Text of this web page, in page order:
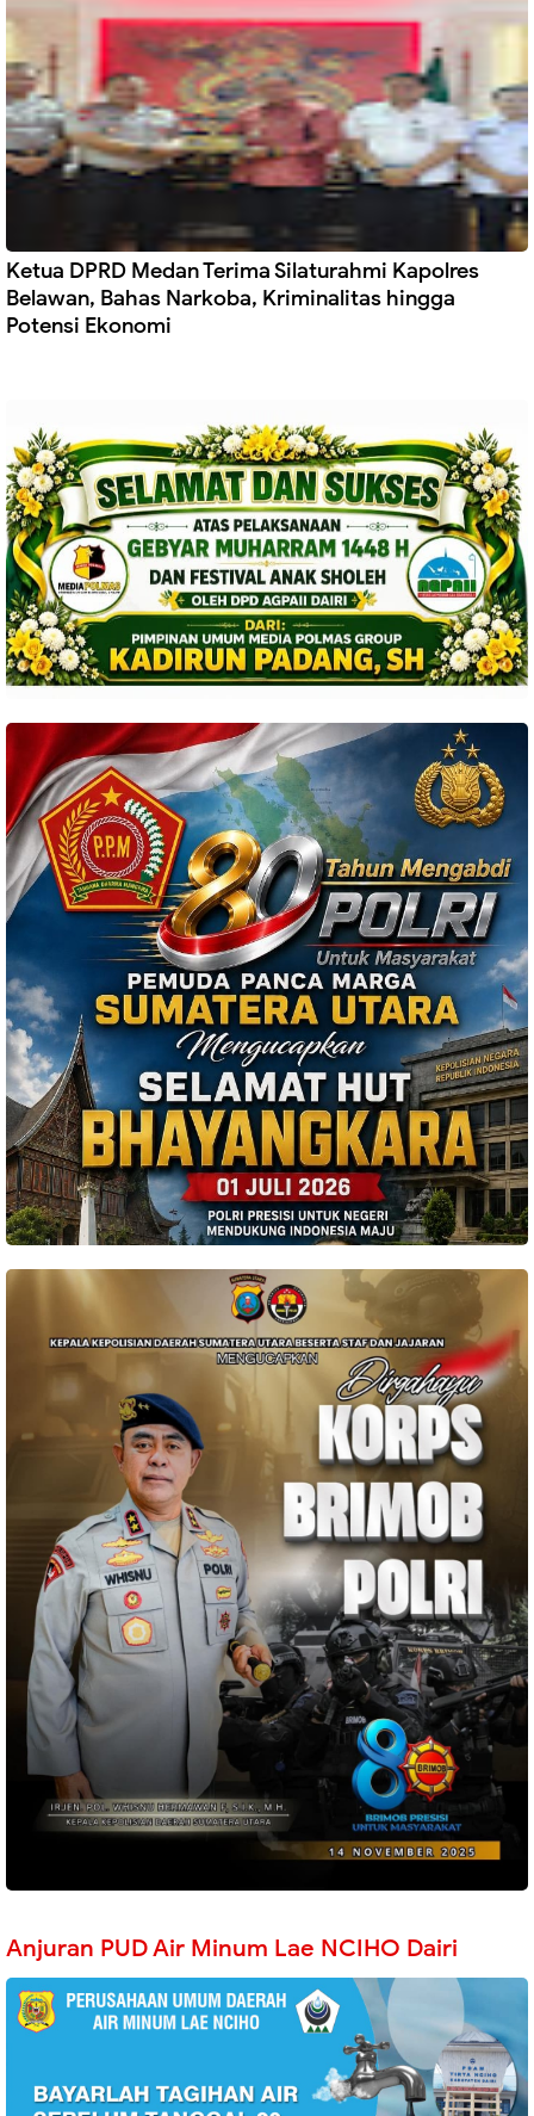
Ketua DPRD Medan Terima Silaturahmi Kapolres
Belawan, Bahas Narkoba, Kriminalitas hingga
Potensi Ekonomi
Anjuran PUD Air Minum Lae NCIHO Dairi